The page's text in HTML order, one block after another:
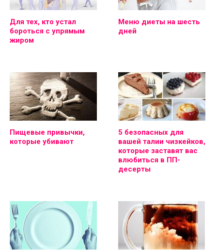
Для тех, кто устал
бороться с упрямым
жиром
Меню диеты на шесть
дней
Пищевые привычки,
которые убивают
5 безопасных для
вашей талии чизкейков,
которые заставят вас
влюбиться в ПП-
десерты